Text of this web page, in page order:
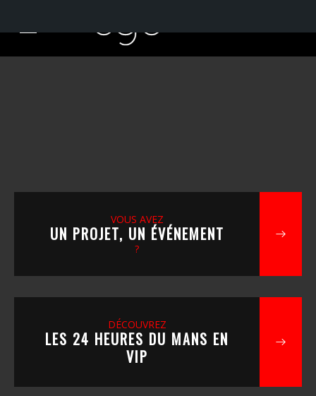
VOUS AVEZ
UN PROJET, UN ÉVÉNEMENT
?
DÉCOUVREZ
LES 24 HEURES DU MANS EN
VIP